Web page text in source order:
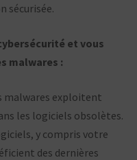
sécurisée.
et vous
malwares :
malwares exploitent
les logiciels obsolètes.
y compris votre
des dernières